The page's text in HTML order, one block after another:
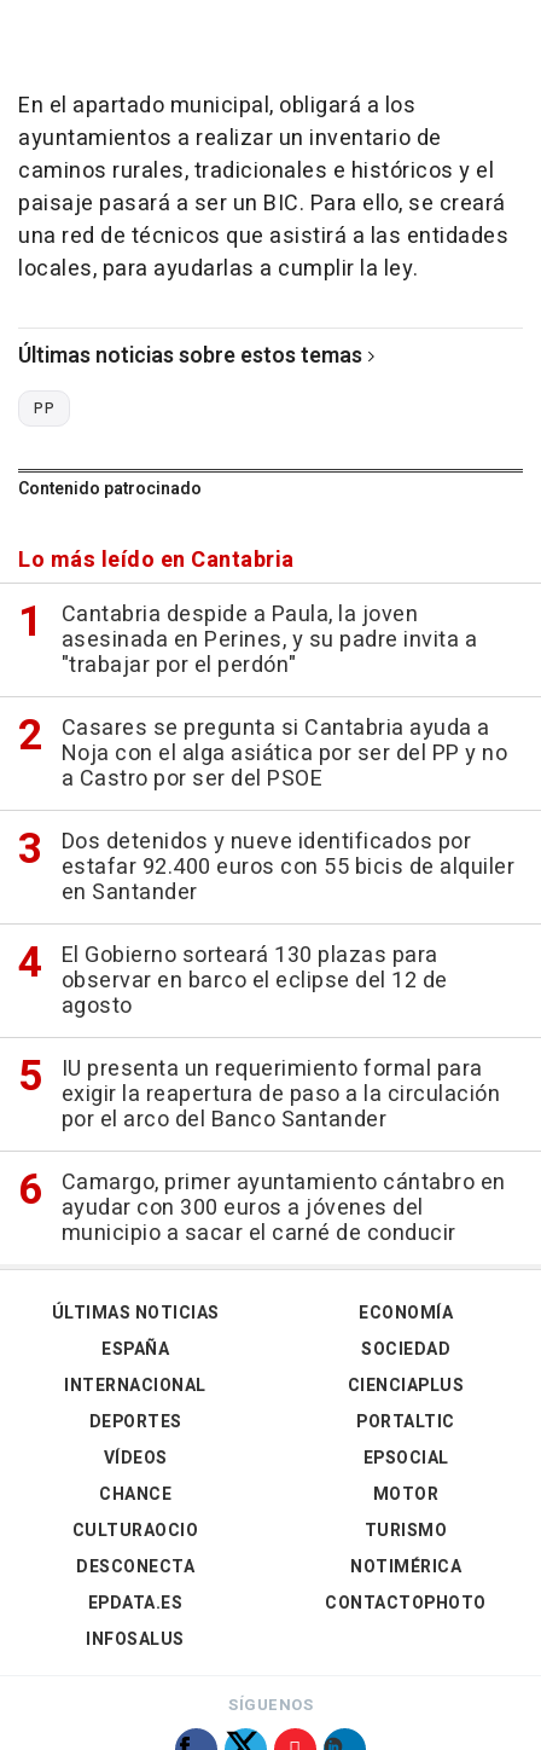
En el apartado municipal, obligará a los
ayuntamientos a realizar un inventario de
caminos rurales, tradicionales e históricos y el
paisaje pasará a ser un BIC. Para ello, se creará
una red de técnicos que asistirá a las entidades
locales, para ayudarlas a cumplir la ley.
Últimas noticias sobre estos temas
PP
Contenido patrocinado
Lo más leído en Cantabria
Cantabria despide a Paula, la joven
asesinada en Perines, y su padre invita a
"trabajar por el perdón"
Casares se pregunta si Cantabria ayuda a
Noja con el alga asiática por ser del PP y no
a Castro por ser del PSOE
Dos detenidos y nueve identificados por
estafar 92.400 euros con 55 bicis de alquiler
en Santander
El Gobierno sorteará 130 plazas para
observar en barco el eclipse del 12 de
agosto
IU presenta un requerimiento formal para
exigir la reapertura de paso a la circulación
por el arco del Banco Santander
Camargo, primer ayuntamiento cántabro en
ayudar con 300 euros a jóvenes del
municipio a sacar el carné de conducir
ÚLTIMAS NOTICIAS
ESPAÑA
INTERNACIONAL
DEPORTES
VÍDEOS
ECONOMÍA
SOCIEDAD
CIENCIAPLUS
PORTALTIC
EPSOCIAL
CHANCE
CULTURAOCIO
DESCONECTA
EPDATA.ES
INFOSALUS
MOTOR
TURISMO
NOTIMÉRICA
CONTACTOPHOTO
SÍGUENOS